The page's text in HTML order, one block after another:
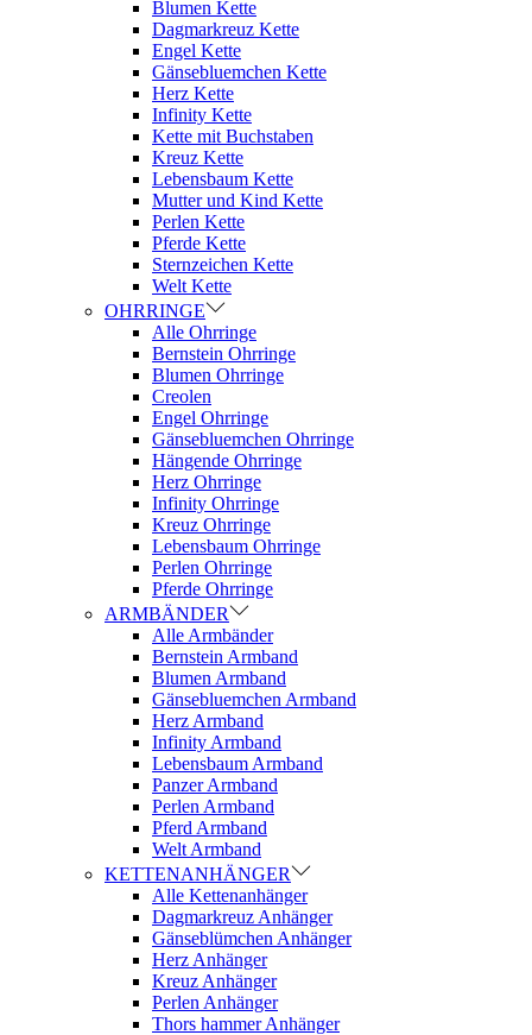
Blumen Kette
Dagmarkreuz Kette
Engel Kette
Gänsebluemchen Kette
Herz Kette
Infinity Kette
Kette mit Buchstaben
Kreuz Kette
Lebensbaum Kette
Mutter und Kind Kette
Perlen Kette
Pferde Kette
Sternzeichen Kette
Welt Kette
OHRRINGE
Alle Ohrringe
Bernstein Ohrringe
Blumen Ohrringe
Creolen
Engel Ohrringe
Gänsebluemchen Ohrringe
Hängende Ohrringe
Herz Ohrringe
Infinity Ohrringe
Kreuz Ohrringe
Lebensbaum Ohrringe
Perlen Ohrringe
Pferde Ohrringe
ARMBÄNDER
Alle Armbänder
Bernstein Armband
Blumen Armband
Gänsebluemchen Armband
Herz Armband
Infinity Armband
Lebensbaum Armband
Panzer Armband
Perlen Armband
Pferd Armband
Welt Armband
KETTENANHÄNGER
Alle Kettenanhänger
Dagmarkreuz Anhänger
Gänseblümchen Anhänger
Herz Anhänger
Kreuz Anhänger
Perlen Anhänger
Thors hammer Anhänger